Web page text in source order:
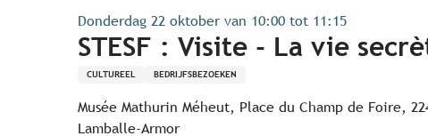
Donderdag 22 oktober van 10:00 tot 11:15
STESF : Visite - La vie
CULTUREEL BEDRIJFSBEZOEKEN
Musée Mathurin Méheut, Place du Champ de Foire,
Lamballe-Armor